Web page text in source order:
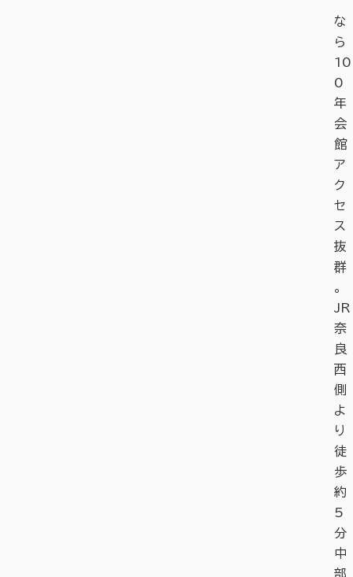
な
ら
10
0
年
会
館
ア
ク
セ
ス
抜
群
。
JR
奈
良
西
側
よ
り
徒
歩
約
5
分
中
部